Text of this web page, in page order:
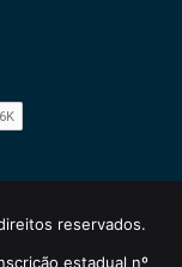
reservados.
estadual nº